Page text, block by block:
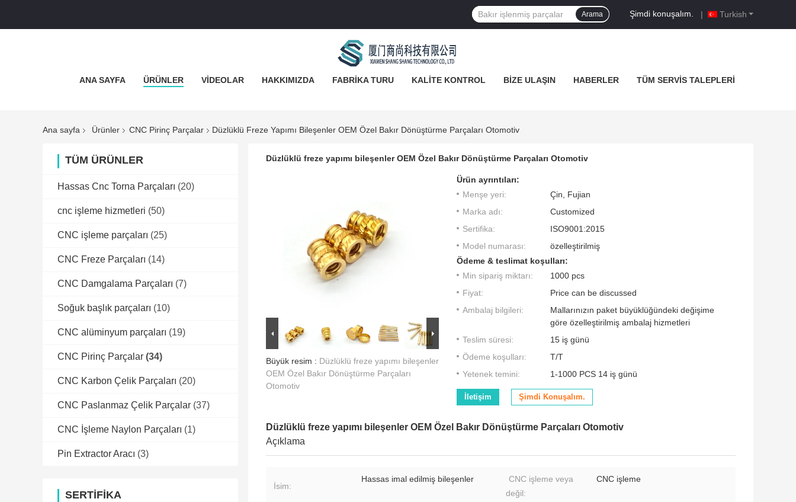
Turkish
Şimdi konuşalım. |
Arama
ANA SAYFA ÜRÜNLER VİDEOLAR HAKKIMIZDA FABRIKA TURU KALITE KONTROL BIZE ULAŞIN HABERLER TÜM SERVIS TALEPLERI
Ana sayfa Ürünler CNC Pirinç Parçalar Düzlüklü Freze Yapımı Bileşenler OEM Özel Bakır Dönüştürme Parçaları Otomotiv
TÜM ÜRÜNLER
Hassas Cnc Torna Parçaları (20)
cnc işleme hizmetleri (50)
CNC işleme parçaları (25)
CNC Freze Parçaları (14)
CNC Damgalama Parçaları (7)
Soğuk başlık parçaları (10)
CNC alüminyum parçaları (19)
CNC Pirinç Parçalar (34)
CNC Karbon Çelik Parçaları (20)
CNC Paslanmaz Çelik Parçalar (37)
CNC İşleme Naylon Parçaları (1)
Pin Extractor Aracı (3)
SERTIFIKA
Düzlüklü freze yapımı bileşenler OEM Özel Bakır Dönüştürme Parçaları Otomotiv
Büyük resim : Düzlüklü freze yapımı bileşenler
OEM Özel Bakır Dönüştürme Parçaları
Otomotiv
Ürün ayrıntıları:
Menşe yeri:
Çin, Fujian
Marka adı:
Customized
Sertifika:
ISO9001:2015
Model numarası:
özelleştirilmiş
Ödeme & teslimat koşulları:
Min sipariş miktarı:
1000 pcs
Fiyat:
Price can be discussed
Ambalaj bilgileri:
Mallarınızın paket büyüklüğündeki değişime
göre özelleştirilmiş ambalaj hizmetleri
Teslim süresi:
15 iş günü
Ödeme koşulları:
T/T
Yetenek temini:
1-1000 PCS 14 iş günü
İletişim Şimdi Konuşalım.
Düzlüklü freze yapımı bileşenler OEM Özel Bakır Dönüştürme Parçaları Otomotiv
Açıklama
İsim:
Hassas imal edilmiş bileşenler
CNC işleme veya
değil:
CNC işleme